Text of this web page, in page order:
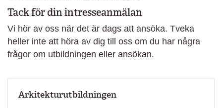
Tack för din intresseanmälan
Vi hör av oss när det är dags att ansöka. Tveka
heller inte att höra av dig till oss om du har några
frågor om utbildningen eller ansökan.
Arkitekturutbildningen